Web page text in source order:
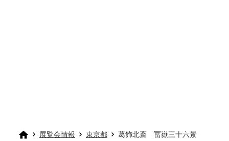
展覧会情報 東京都 葛飾北斎 冨嶽三十六景